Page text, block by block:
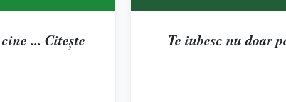
... Citește
Te iubesc nu doar